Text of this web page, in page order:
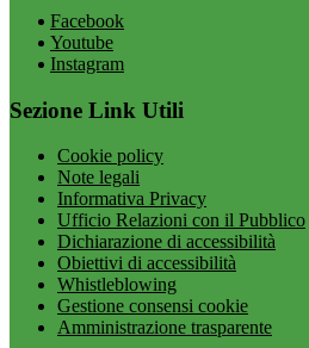
Facebook
Youtube
Instagram
Sezione Link Utili
Cookie policy
Note legali
Informativa Privacy
Ufficio Relazioni con il Pubblico
Dichiarazione di accessibilità
Obiettivi di accessibilità
Whistleblowing
Gestione consensi cookie
Amministrazione trasparente